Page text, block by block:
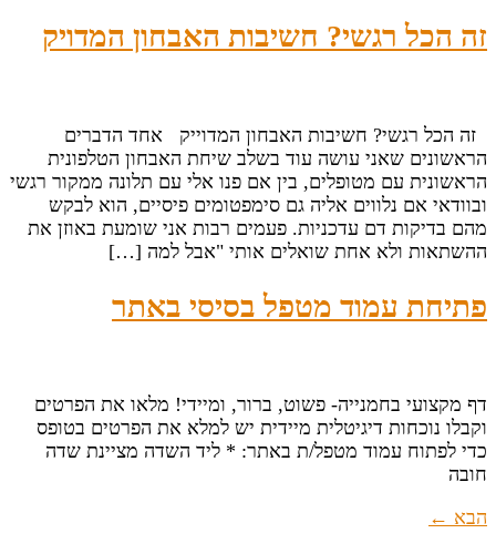
זה הכל רגשי? חשיבות האבחון המדויק
זה הכל רגשי? חשיבות האבחון המדוייק אחד הדברים
הראשונים שאני עושה עוד בשלב שיחת האבחון הטלפונית
הראשונית עם מטופלים, בין אם פנו אלי עם תלונה ממקור רגשי
ובוודאי אם נלווים אליה גם סימפטומים פיסיים, הוא לבקש
מהם בדיקות דם עדכניות. פעמים רבות אני שומעת באוזן את
ההשתאות ולא אחת שואלים אותי "אבל למה […]
פתיחת עמוד מטפל בסיסי באתר
דף מקצועי בחמנייה- פשוט, ברור, ומיידי! מלאו את הפרטים
וקבלו נוכחות דיגיטלית מיידית יש למלא את הפרטים בטופס
כדי לפתוח עמוד מטפל/ת באתר: * ליד השדה מציינת שדה
חובה
הבא ←